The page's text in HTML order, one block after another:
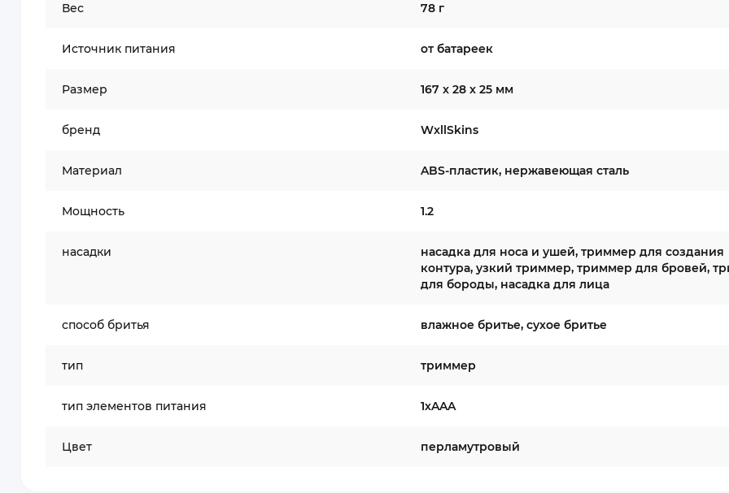
Вес 78 г
Источник питания от батареек
Размер 167 x 28 x 25 мм
бренд WxllSkins
Материал ABS-пластик, нержавеющая сталь
Мощность 1.2
насадки
насадка для носа и ушей, триммер для создания
контура, узкий триммер, триммер для бровей,
для бороды, насадка для лица
способ бритья влажное бритье, сухое бритье
тип триммер
тип элементов питания 1хAAA
Цвет перламутровый